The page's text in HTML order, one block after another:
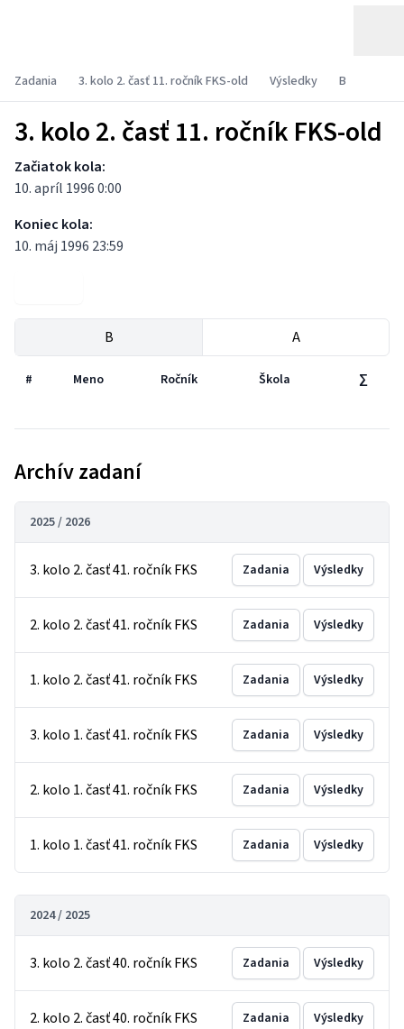
Zadania 3. kolo 2. časť 11. ročník FKS-old Výsledky B
3. kolo 2. časť 11. ročník FKS-old
Začiatok kola:
10. apríl 1996 0:00
Koniec kola:
10. máj 1996 23:59
B A
# Meno Ročník Škola ∑
Archív zadaní
2025 / 2026
3. kolo 2. časť 41. ročník FKS Zadania Výsledky
2. kolo 2. časť 41. ročník FKS Zadania Výsledky
1. kolo 2. časť 41. ročník FKS Zadania Výsledky
3. kolo 1. časť 41. ročník FKS Zadania Výsledky
2. kolo 1. časť 41. ročník FKS Zadania Výsledky
1. kolo 1. časť 41. ročník FKS Zadania Výsledky
2024 / 2025
3. kolo 2. časť 40. ročník FKS Zadania Výsledky
2. kolo 2. časť 40. ročník FKS Zadania Výsledky